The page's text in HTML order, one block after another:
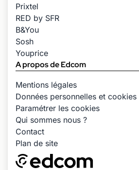
Prixtel
RED by SFR
B&You
Sosh
Youprice
A propos de Edcom
Mentions légales
Données personnelles et cookies
Paramétrer les cookies
Qui sommes nous ?
Contact
Plan de site